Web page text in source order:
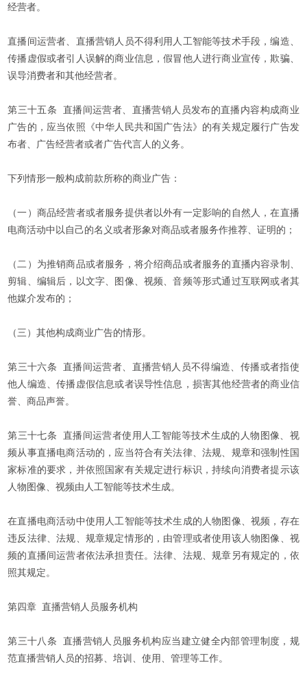
经营者。
直播间运营者、直播营销人员不得利用人工智能等技术手段，编造、
传播虚假或者引人误解的商业信息，假冒他人进行商业宣传，欺骗、
误导消费者和其他经营者。
第三十五条 直播间运营者、直播营销人员发布的直播内容构成商业
广告的，应当依照《中华人民共和国广告法》的有关规定履行广告发
布者、广告经营者或者广告代言人的义务。
下列情形一般构成前款所称的商业广告：
（一）商品经营者或者服务提供者以外有一定影响的自然人，在直播
电商活动中以自己的名义或者形象对商品或者服务作推荐、证明的；
（二）为推销商品或者服务，将介绍商品或者服务的直播内容录制、
剪辑、编辑后，以文字、图像、视频、音频等形式通过互联网或者其
他媒介发布的；
（三）其他构成商业广告的情形。
第三十六条 直播间运营者、直播营销人员不得编造、传播或者指使
他人编造、传播虚假信息或者误导性信息，损害其他经营者的商业信
誉、商品声誉。
第三十七条 直播间运营者使用人工智能等技术生成的人物图像、视
频从事直播电商活动的，应当符合有关法律、法规、规章和强制性国
家标准的要求，并依照国家有关规定进行标识，持续向消费者提示该
人物图像、视频由人工智能等技术生成。
在直播电商活动中使用人工智能等技术生成的人物图像、视频，存在
违反法律、法规、规章规定情形的，由管理或者使用该人物图像、视
频的直播间运营者依法承担责任。法律、法规、规章另有规定的，依
照其规定。
第四章 直播营销人员服务机构
第三十八条 直播营销人员服务机构应当建立健全内部管理制度，规
范直播营销人员的招募、培训、使用、管理等工作。